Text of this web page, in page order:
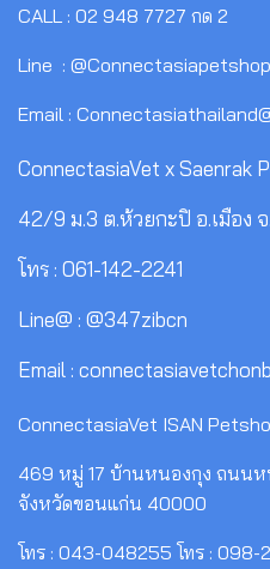
CALL : 02 948 7727 กด 2
Line : @Connectasiapetshop
Email :
ConnectasiaVet x Saenrak
42/9 ม.3 ต.ห้วยกะปิ อ.เมือง
โทร : 061-142-2241
Line@ : @347zibcn
Email :
ConnectasiaVet ISAN
469 หมู่ 17 บ้านหนองกุง ถนนห
จังหวัดขอนแก่น 40000
โทร : 043-048255 โทร : 098-